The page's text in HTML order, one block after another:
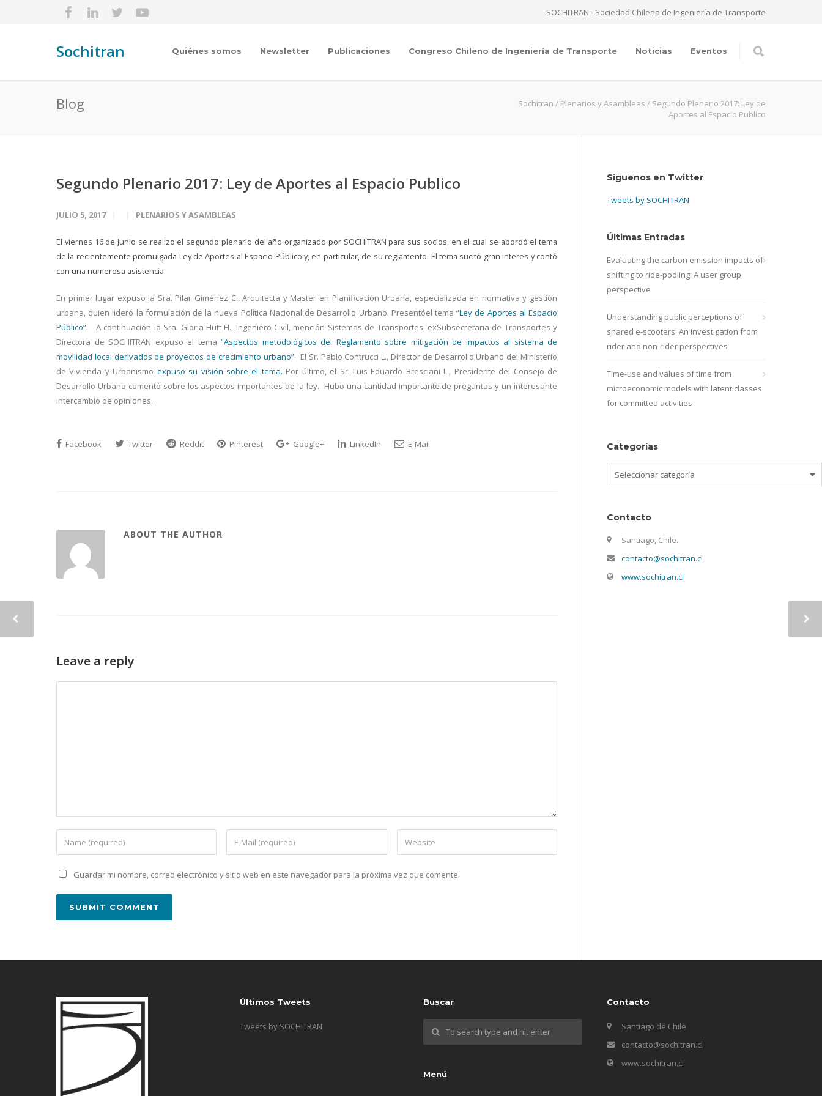
SOCHITRAN - Sociedad Chilena de Ingeniería de Transporte
Sochitran Quiénes somos Newsletter Publicaciones Congreso Chileno de Ingeniería de Transporte Noticias Eventos
Blog Sochitran / Plenarios y Asambleas / Segundo Plenario 2017: Ley de
Aportes al Espacio Publico
Segundo Plenario 2017: Ley de Aportes al Espacio Publico
JULIO 5, 2017 PLENARIOS Y ASAMBLEAS
El viernes 16 de Junio se realizo el segundo plenario del año organizado por SOCHITRAN para sus socios, en el cual se abordó el tema
de la recientemente promulgada Ley de Aportes al Espacio Público y, en particular, de su reglamento. El tema sucitó gran interes y contó
con una numerosa asistencia.
En primer lugar expuso la Sra. Pilar Giménez C., Arquitecta y Master en Planificación Urbana, especializada en normativa y gestión
urbana, quien lideró la formulación de la nueva Política Nacional de Desarrollo Urbano. Presentóel tema “Ley de Aportes al Espacio
Público”. A continuación la Sra. Gloria Hutt H., Ingeniero Civil, mención Sistemas de Transportes, exSubsecretaria de Transportes y
Directora de SOCHITRAN expuso el tema “Aspectos metodológicos del Reglamento sobre mitigación de impactos al sistema de
movilidad local derivados de proyectos de crecimiento urbano”. El Sr. Pablo Contrucci L., Director de Desarrollo Urbano del Ministerio
de Vivienda y Urbanismo expuso su visión sobre el tema. Por último, el Sr. Luis Eduardo Bresciani L., Presidente del Consejo de
Desarrollo Urbano comentó sobre los aspectos importantes de la ley. Hubo una cantidad importante de preguntas y un interesante
intercambio de opiniones.
Facebook Twitter Reddit Pinterest Google+ LinkedIn E-Mail
ABOUT THE AUTHOR
Leave a reply
Guardar mi nombre, correo electrónico y sitio web en este navegador para la próxima vez que comente.
Síguenos en Twitter
Tweets by SOCHITRAN
Últimas Entradas
Evaluating the carbon emission impacts of
shifting to ride-pooling: A user group
perspective
Understanding public perceptions of
shared e-scooters: An investigation from
rider and non-rider perspectives
Time-use and values of time from
microeconomic models with latent classes
for committed activities
Categorías
Contacto
Santiago, Chile.
contacto@sochitran.cl
www.sochitran.cl
Últimos Tweets
Tweets by SOCHITRAN
Buscar
Menú
Contacto
Santiago de Chile
contacto@sochitran.cl
www.sochitran.cl